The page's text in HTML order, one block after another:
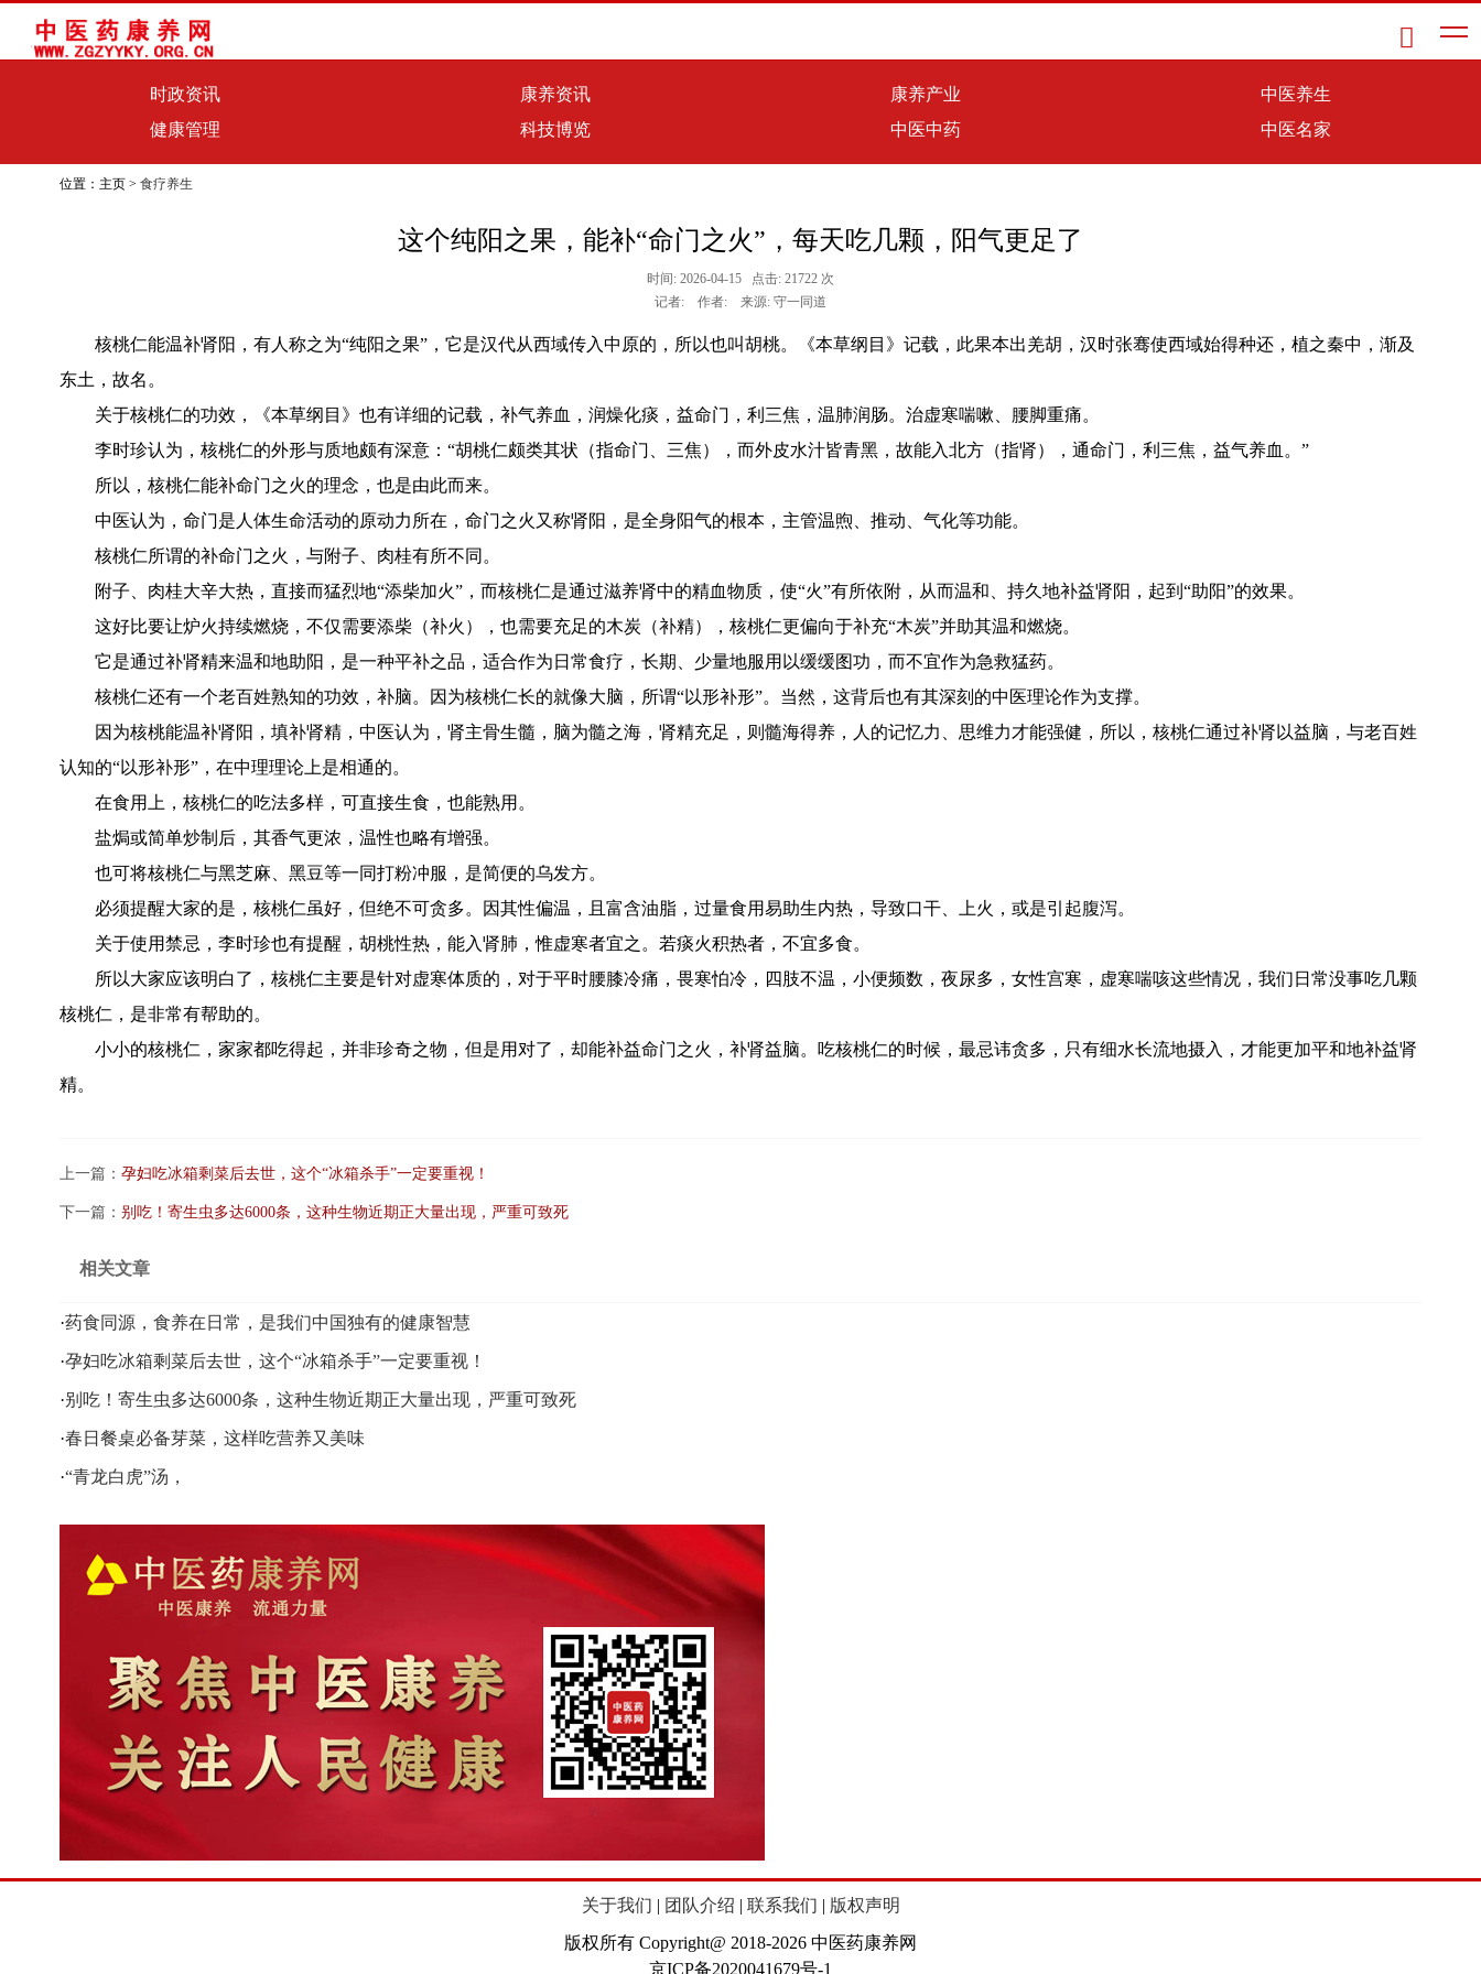

时政资讯 康养资讯 康养产业
中医养生
健康管理
科技博览 中医中药 中医名家
位置：主页 > 食疗养生
这个纯阳之果，能补“命门之火”，每天吃几颗，阳气更足了
时间: 2026-04-15 点击: 21722 次
记者: 作者: 来源: 守一同道
核桃仁能温补肾阳，有人称之为“纯阳之果”，它是汉代从西域传入中原的，所以也叫胡桃。《本草纲目》记载，此果本出羌胡，汉时张骞使西域始得种还，植之秦中，渐及
东土，故名。
关于核桃仁的功效，《本草纲目》也有详细的记载，补气养血，润燥化痰，益命门，利三焦，温肺润肠。治虚寒喘嗽、腰脚重痛。
李时珍认为，核桃仁的外形与质地颇有深意：“胡桃仁颇类其状（指命门、三焦），而外皮水汁皆青黑，故能入北方（指肾），通命门，利三焦，益气养血。”
所以，核桃仁能补命门之火的理念，也是由此而来。
中医认为，命门是人体生命活动的原动力所在，命门之火又称肾阳，是全身阳气的根本，主管温煦、推动、气化等功能。
核桃仁所谓的补命门之火，与附子、肉桂有所不同。
附子、肉桂大辛大热，直接而猛烈地“添柴加火”，而核桃仁是通过滋养肾中的精血物质，使“火”有所依附，从而温和、持久地补益肾阳，起到“助阳”的效果。
这好比要让炉火持续燃烧，不仅需要添柴（补火），也需要充足的木炭（补精），核桃仁更偏向于补充“木炭”并助其温和燃烧。
它是通过补肾精来温和地助阳，是一种平补之品，适合作为日常食疗，长期、少量地服用以缓缓图功，而不宜作为急救猛药。
核桃仁还有一个老百姓熟知的功效，补脑。因为核桃仁长的就像大脑，所谓“以形补形”。当然，这背后也有其深刻的中医理论作为支撑。
因为核桃能温补肾阳，填补肾精，中医认为，肾主骨生髓，脑为髓之海，肾精充足，则髓海得养，人的记忆力、思维力才能强健，所以，核桃仁通过补肾以益脑，与老百姓
认知的“以形补形”，在中理理论上是相通的。
在食用上，核桃仁的吃法多样，可直接生食，也能熟用。
盐焗或简单炒制后，其香气更浓，温性也略有增强。
也可将核桃仁与黑芝麻、黑豆等一同打粉冲服，是简便的乌发方。
必须提醒大家的是，核桃仁虽好，但绝不可贪多。因其性偏温，且富含油脂，过量食用易助生内热，导致口干、上火，或是引起腹泻。
关于使用禁忌，李时珍也有提醒，胡桃性热，能入肾肺，惟虚寒者宜之。若痰火积热者，不宜多食。
所以大家应该明白了，核桃仁主要是针对虚寒体质的，对于平时腰膝冷痛，畏寒怕冷，四肢不温，小便频数，夜尿多，女性宫寒，虚寒喘咳这些情况，我们日常没事吃几颗
核桃仁，是非常有帮助的。
小小的核桃仁，家家都吃得起，并非珍奇之物，但是用对了，却能补益命门之火，补肾益脑。吃核桃仁的时候，最忌讳贪多，只有细水长流地摄入，才能更加平和地补益肾
精。
上一篇： 孕妇吃冰箱剩菜后去世，这个“冰箱杀手”一定要重视！
下一篇： 别吃！寄生虫多达6000条，这种生物近期正大量出现，严重可致死
相关文章
·药食同源，食养在日常，是我们中国独有的健康智慧
·孕妇吃冰箱剩菜后去世，这个“冰箱杀手”一定要重视！
·别吃！寄生虫多达6000条，这种生物近期正大量出现，严重可致死
·春日餐桌必备芽菜，这样吃营养又美味
·“青龙白虎”汤，
关于我们 | 团队介绍 | 联系我们 | 版权声明
版权所有 Copyright@ 2018-2026 中医药康养网
京ICP备2020041679号-1